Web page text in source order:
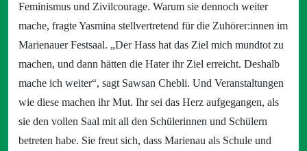
Feminismus und Zivilcourage. Warum sie dennoch weiter
mache, fragte Yasmina stellvertretend für die Zuhörer:innen im
Marienauer Festsaal. „Der Hass hat das Ziel mich mundtot zu
machen, und dann hätten die Hater ihr Ziel erreicht. Deshalb
mache ich weiter“, sagt Sawsan Chebli. Und Veranstaltungen
wie diese machen ihr Mut. Ihr sei das Herz aufgegangen, als
sie den vollen Saal mit all den Schülerinnen und Schülern
betreten habe. Sie freut sich, dass Marienau als Schule und